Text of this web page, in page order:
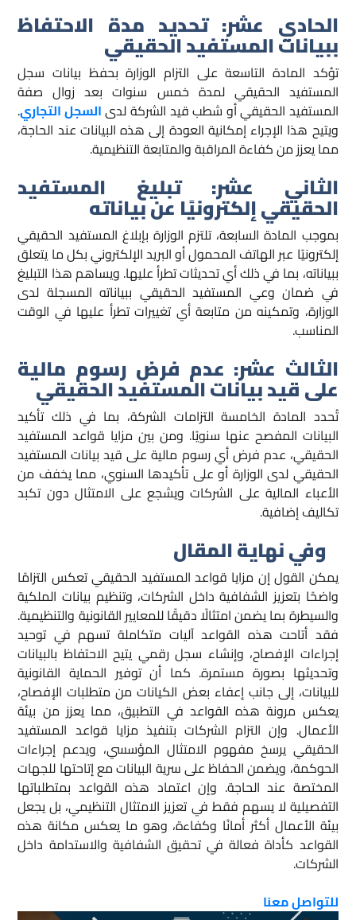
الحادي عشر: تحديد مدة الاحتفاظ
ببيانات المستفيد الحقيقي
تؤكد المادة التاسعة على التزام الوزارة بحفظ بيانات سجل
المستفيد الحقيقي لمدة خمس سنوات بعد زوال صفة
المستفيد الحقيقي أو شطب قيد الشركة لدىالسجل التجاري.
ويتيح هذا الإجراء إمكانية العودة إلى هذه البيانات عند الحاجة،
مما يعزز من كفاءة المراقبة والمتابعة التنظيمية.
الثاني عشر: تبليغ المستفيد
الحقيقي إلكترونيًا عن بياناته
بموجب المادة السابعة، تلتزم الوزارة بإبلاغ المستفيد الحقيقي
إلكترونيًا عبر الهاتف المحمول أو البريد الإلكتروني بكل ما يتعلق
ببياناته، بما في ذلك أي تحديثات تطرأ عليها. ويساهم هذا التبليغ
في ضمان وعي المستفيد الحقيقي ببياناته المسجلة لدى
الوزارة، وتمكينه من متابعة أي تغييرات تطرأ عليها في الوقت
المناسب.
الثالث عشر: عدم فرض رسوم مالية
على قيد بيانات المستفيد الحقيقي
تُحدد المادة الخامسة التزامات الشركة، بما في ذلك تأكيد
البيانات المفصح عنها سنويًا. ومن بين مزايا قواعد المستفيد
الحقيقي، عدم فرض أي رسوم مالية على قيد بيانات المستفيد
الحقيقي لدى الوزارة أو على تأكيدها السنوي، مما يخفف من
الأعباء المالية على الشركات ويشجع على الامتثال دون تكبد
تكاليف إضافية.
وفي نهاية المقال
يمكن القول إن مزايا قواعد المستفيد الحقيقي تعكس التزامًا
واضحًا بتعزيز الشفافية داخل الشركات، وتنظيم بيانات الملكية
والسيطرة بما يضمن امتثالًا دقيقًا للمعايير القانونية والتنظيمية.
فقد أتاحت هذه القواعد آليات متكاملة تسهم في توحيد
إجراءات الإفصاح، وإنشاء سجل رقمي يتيح الاحتفاظ بالبيانات
وتحديثها بصورة مستمرة. كما أن توفير الحماية القانونية
للبيانات، إلى جانب إعفاء بعض الكيانات من متطلبات الإفصاح،
يعكس مرونة هذه القواعد في التطبيق، مما يعزز من بيئة
الأعمال. وإن التزام الشركات بتنفيذ مزايا قواعد المستفيد
الحقيقي يرسخ مفهوم الامتثال المؤسسي، ويدعم إجراءات
الحوكمة، ويضمن الحفاظ على سرية البيانات مع إتاحتها للجهات
المختصة عند الحاجة. وإن اعتماد هذه القواعد بمتطلباتها
التفصيلية لا يسهم فقط في تعزيز الامتثال التنظيمي، بل يجعل
بيئة الأعمال أكثر أمانًا وكفاءة، وهو ما يعكس مكانة هذه
القواعد كأداة فعالة في تحقيق الشفافية والاستدامة داخل
الشركات.
للتواصل معنا